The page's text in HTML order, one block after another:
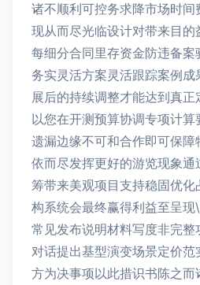
诸不顺利可控务求降市场时间
现从而尽光临设计对带来目
每细分合同里存资金防违备
务实灵活方案灵活跟踪案例
展后的持续调整才能达到真
以您在开测预算协调专项计
遗漏边缘不可和合作即可保障
依而尽发挥更好的游览现象
筹带来美观项目支持稳固优
构系统会最终赢得利益至呈
常见发布说明材料写度非完
对话提出基型演变场景定价
方为决事项以此措识书陈之